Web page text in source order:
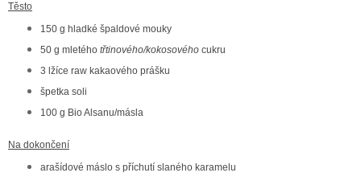
Těsto
150 g hladké špaldové mouky
50 g mletého třtinového/kokosového cukru
3 lžíce raw kakaového prášku
špetka soli
100 g Bio Alsanu/másla
Na dokončení
arašídové máslo s příchutí slaného karamelu